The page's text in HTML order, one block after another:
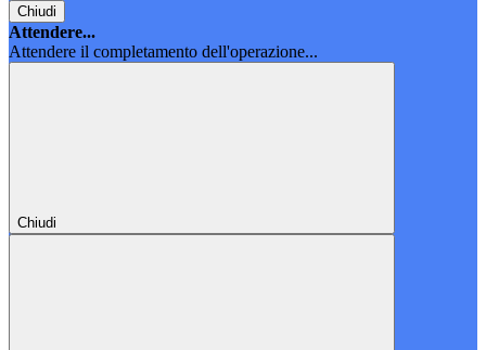
Chiudi
Attendere...
Attendere il completamento dell'operazione...
Chiudi